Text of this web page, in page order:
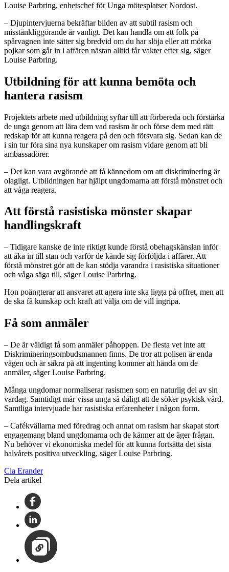
Louise Parbring, enhetschef för Unga mötesplatser Nordost.
– Djupintervjuerna bekräftar bilden av att subtil rasism och
misstänkliggörande är vanligt. Det kan handla om att folk på
spårvagnen inte sätter sig bredvid om du har slöja eller att mörka
pojkar som går in i affären nästan alltid får vakter efter sig, säger
Louise Parbring.
Utbildning för att kunna bemöta och
hantera rasism
Projektets arbete med utbildning syftar till att förbereda och förstärka
de unga genom att lära dem vad rasism är och förse dem med rätt
redskap för att kunna reagera på den och försvara sig. Sedan kan de
i sin tur föra sina nya kunskaper om rasism vidare genom att bli
ambassadörer.
– Det kan vara avgörande att få kännedom om att diskriminering är
olagligt. Utbildningen har hjälpt ungdomarna att förstå mönstret och
att våga reagera.
Att förstå rasistiska mönster skapar
handlingskraft
– Tidigare kanske de inte riktigt kunde förstå obehagskänslan inför
att åka in till stan och varför de kände sig förföljda i affärer. Att
förstå mönstret gör att de kan stödja varandra i rasistiska situationer
och våga säga till, säger Louise Parbring.
Hon poängterar att ansvaret att agera inte ska ligga på offret, men att
de ska få kunskap och kraft att välja om de vill ingripa.
Få som anmäler
– De är väldigt få som anmäler påhoppen. De flesta vet inte att
Diskrimineringsombudsmannen finns. De tror att polisen är enda
vägen och är säkra på att ingenting kommer att hända om de
anmäler, säger Louise Parbring.
Många ungdomar normaliserar rasismen som en naturlig del av sin
vardag. Samtidigt mår vissa unga så dåligt att de söker psykisk vård.
Samtliga intervjuade har rasistiska erfarenheter i någon form.
– Cafékvällarna med föredrag och annat om rasism har skapat stort
engagemang bland ungdomarna och de känner att de äger frågan.
Nu behöver vi ekonomiska medel för att kunna fortsätta det sista
halvårets positiva utveckling, säger Louise Parbring.
Cia Erander
Dela artikel